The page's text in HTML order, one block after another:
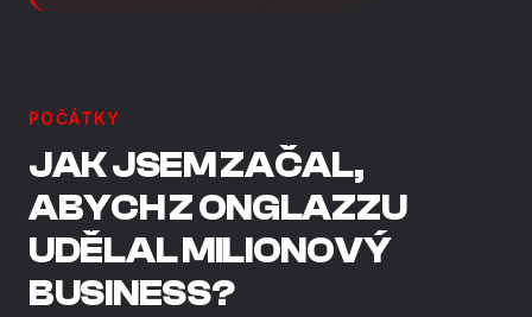
POČÁTKY
JAK JSEM ZAČAL,
ABYCH Z ONGLAZZU
UDĚLAL MILIONOVÝ
BUSINESS?